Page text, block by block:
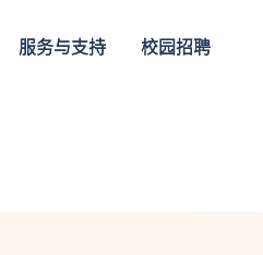
服务与支持 校园招聘